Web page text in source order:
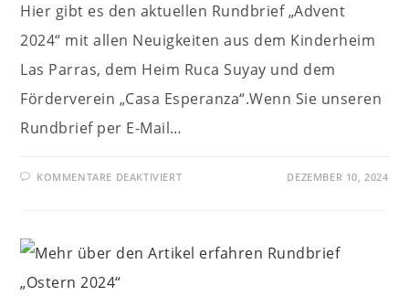
Hier gibt es den aktuellen Rundbrief „Advent
2024“ mit allen Neuigkeiten aus dem Kinderheim
Las Parras, dem Heim Ruca Suyay und dem
Förderverein „Casa Esperanza“.Wenn Sie unseren
Rundbrief per E-Mail…
KOMMENTARE DEAKTIVIERTFÜR DEZEMBER 10, 2024